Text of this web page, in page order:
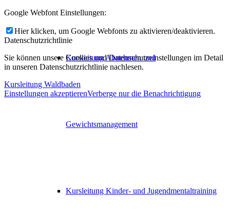
Kursleitung Abnehmen und
Gewichtsmanagement
Kursleitung Kinder- und Jugendmentaltraining
Google Webfont Einstellungen:
Hier klicken, um Google Webfonts zu aktivieren/deaktivieren.
Datenschutzrichtlinie
Sie können unsere Cookies und Datenschutzeinstellungen im Detail
in unseren Datenschutzrichtlinie nachlesen.
Kursleitung Waldbaden
Einstellungen akzeptierenVerberge nur die Benachrichtigung